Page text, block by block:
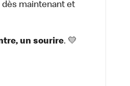
dès maintenant et
un sourire. 💛